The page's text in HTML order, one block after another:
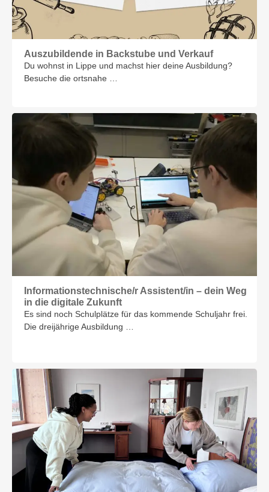
Auszubildende in Backstube und Verkauf
Du wohnst in Lippe und machst hier deine Ausbildung?
Besuche die ortsnahe …
Informationstech­nische/r Assistent/in – dein Weg
in die digitale Zukunft
Es sind noch Schulplätze für das kommende Schuljahr frei.
Die dreijährige Ausbildung …